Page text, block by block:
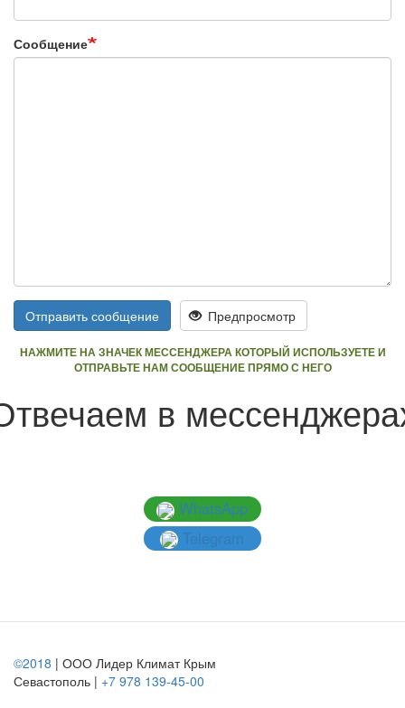
Сообщение
Отправить сообщение Предпросмотр
НАЖМИТЕ НА ЗНАЧЕК МЕССЕНДЖЕРА КОТОРЫЙ ИСПОЛЬЗУЕТЕ И
ОТПРАВЬТЕ НАМ СООБЩЕНИЕ ПРЯМО С НЕГО
в
WhatsApp
©2018 | ООО Лидер Климат Крым
Севастополь | +7 978 139-45-00